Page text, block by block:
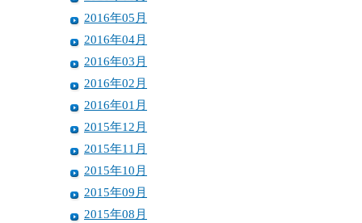
2016年05月
2016年04月
2016年03月
2016年02月
2016年01月
2015年12月
2015年11月
2015年10月
2015年09月
2015年08月